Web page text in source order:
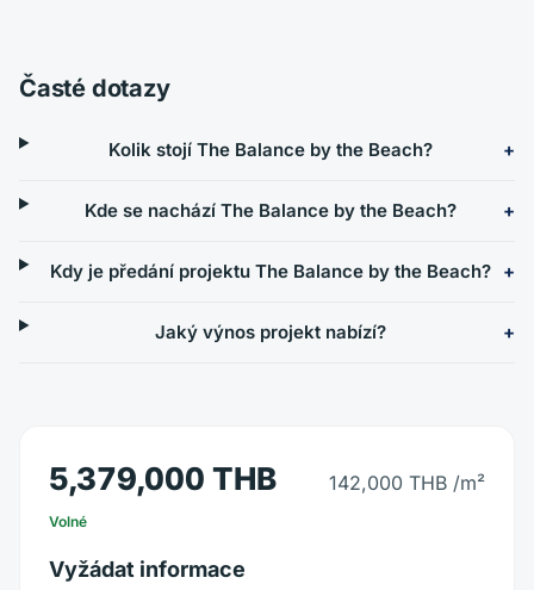
Časté dotazy
Kolik stojí The Balance by the Beach?
Kde se nachází The Balance by the Beach?
Kdy je předání projektu The Balance by the Beach?
Jaký výnos projekt nabízí?
5,379,000 THB 142,000 THB /m²
Volné
Vyžádat informace